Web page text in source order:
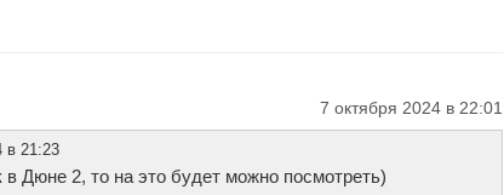
7 октября 2024 в 22:01
в 21:23
Дюне 2, то на это будет можно посмотреть)